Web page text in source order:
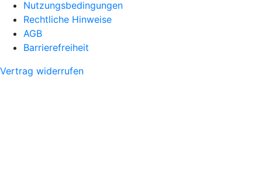
Nutzungsbedingungen
Rechtliche Hinweise
AGB
Barrierefreiheit
Vertrag widerrufen